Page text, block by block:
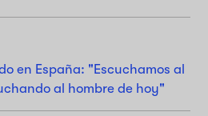
en España: "Escuchamos al
al hombre de hoy"